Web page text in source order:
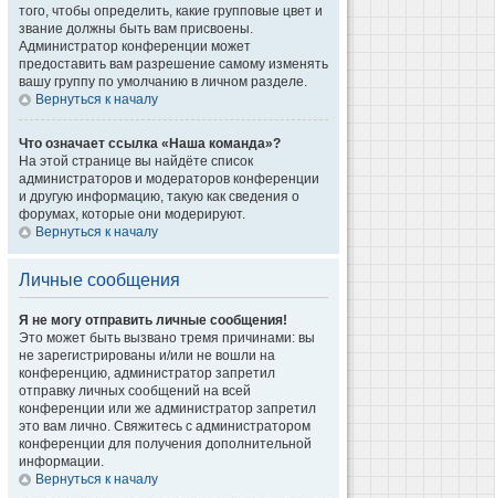
того, чтобы определить, какие групповые цвет и
звание должны быть вам присвоены.
Администратор конференции может
предоставить вам разрешение самому изменять
вашу группу по умолчанию в личном разделе.
Вернуться к началу
Что означает ссылка «Наша команда»?
На этой странице вы найдёте список
администраторов и модераторов конференции
и другую информацию, такую как сведения о
форумах, которые они модерируют.
Вернуться к началу
Личные сообщения
Я не могу отправить личные сообщения!
Это может быть вызвано тремя причинами: вы
не зарегистрированы и/или не вошли на
конференцию, администратор запретил
отправку личных сообщений на всей
конференции или же администратор запретил
это вам лично. Свяжитесь с администратором
конференции для получения дополнительной
информации.
Вернуться к началу